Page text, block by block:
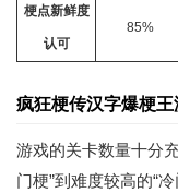
梗点新鲜度
认可
85%
疯狂梗传汉字爆梗王
游戏的关卡数量十分
门梗”到难度较高的“